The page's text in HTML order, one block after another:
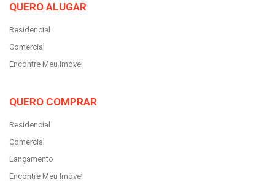
QUERO ALUGAR
Residencial
Comercial
Encontre Meu Imóvel
QUERO COMPRAR
Residencial
Comercial
Lançamento
Encontre Meu Imóvel